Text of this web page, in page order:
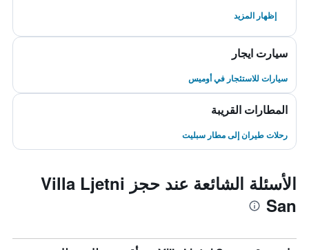
إظهار المزيد
سيارت ايجار
سيارات للاستئجار في أوميس
المطارات القريبة
رحلات طيران إلى مطار سبليت
الأسئلة الشائعة عند حجز Villa Ljetni
San